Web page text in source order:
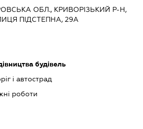
ОБЛ., КРИВОРІЗЬКИЙ Р-Н,
ПІДСТЕПНА, 29А
будівель
і автострад
роботи